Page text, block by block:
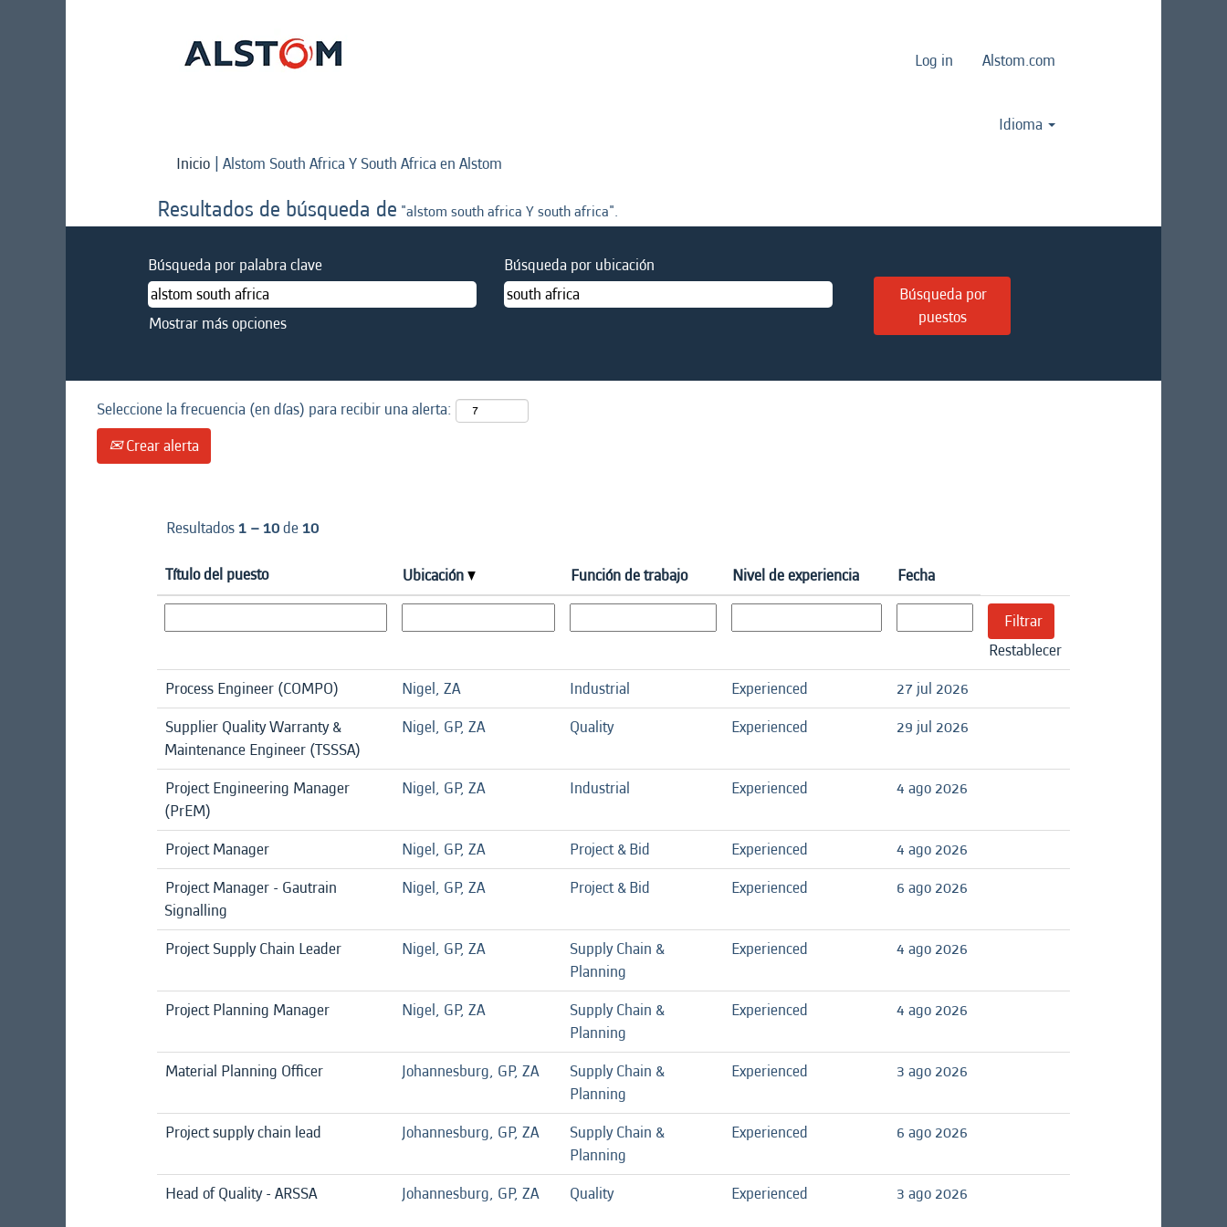
Log in Alstom.com
Idioma
Inicio | Alstom South Africa Y South Africa en Alstom
Resultados de búsqueda de "alstom south africa Y south africa".
Búsqueda por palabra clave Búsqueda por ubicación
Mostrar más opciones
Seleccione la frecuencia (en días) para recibir una alerta:
Crear alerta
Resultados1 – 10de10
Título del puesto Ubicación Función de trabajo Nivel de experiencia Fecha
Restablecer
Process Engineer (COMPO)
Nigel, ZA Industrial Experienced
27 jul 2026
Supplier Quality Warranty &
Maintenance Engineer (TSSSA)
Nigel, GP, ZA Quality Experienced 29 jul 2026
Project Engineering Manager
(PrEM)
Nigel, GP, ZA Industrial Experienced 4 ago 2026
Project Manager Nigel, GP, ZA Project & Bid Experienced
4 ago 2026
Project Manager - Gautrain
Signalling
Nigel, GP, ZA Project & Bid Experienced 6 ago 2026
Project Supply Chain Leader Nigel, GP, ZA
Supply Chain &
Planning
Experienced 4 ago 2026
Project Planning Manager Nigel, GP, ZA
Supply Chain &
Planning
Experienced 4 ago 2026
Material Planning Officer Johannesburg, GP, ZA
Supply Chain &
Planning
Experienced 3 ago 2026
Project supply chain lead Johannesburg, GP, ZA
Supply Chain &
Planning
Experienced 6 ago 2026
Head of Quality - ARSSA Johannesburg, GP, ZA Quality Experienced 3 ago 2026